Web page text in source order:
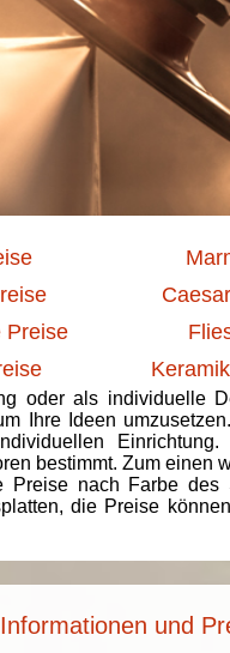
Preise
oder als individuelle
Ihre Ideen
bestimmt. Zum einen
Preise nach Farbe des
die Preise
und